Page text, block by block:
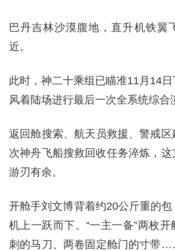
巴丹吉林沙漠腹地，直升机铁翼
近。
此时，神二十乘组已瞄准11月14
风着陆场进行最后一次全系统综合
返回舱搜索、航天员救援、警戒
次神舟飞船搜救回收任务淬炼，
游刃有余。
开舱手刘文博背着约20公斤重的
机上一跃而下。“一主一备”两枚
刺的马刀、两卷固定舱门的寸带